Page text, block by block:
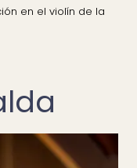
en el violín de la